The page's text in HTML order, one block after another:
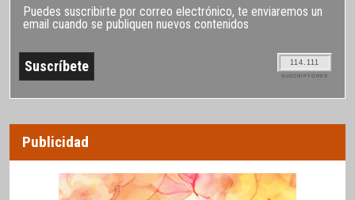
Puedes suscribirte por correo electrónico, te enviaremos un
email cuando se publiquen nuevos contenidos
114.111
SUSCRIPTORES
Publicidad